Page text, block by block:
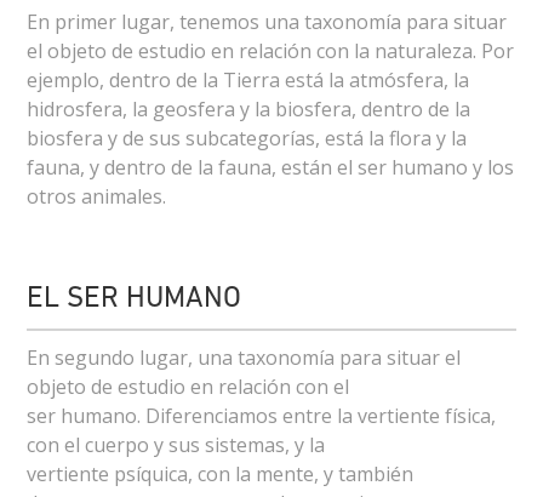
En primer lugar, tenemos una taxonomía para situar
el objeto de estudio en relación con la naturaleza. Por
ejemplo, dentro de la Tierra está la atmósfera, la
hidrosfera, la geosfera y la biosfera, dentro de la
biosfera y de sus subcategorías, está la flora y la
fauna, y dentro de la fauna, están el ser humano y los
otros animales.
EL SER HUMANO
En segundo lugar, una taxonomía para situar el
objeto de estudio en relación con el
ser humano. Diferenciamos entre la vertiente física,
con el cuerpo y sus sistemas, y la
vertiente psíquica, con la mente, y también